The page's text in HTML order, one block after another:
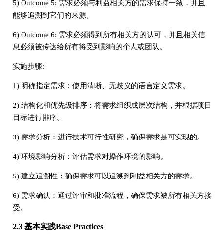
5) Outcome 5: 需求必须与利益相关方的需求保持一致，并且
能够追溯到它们的来源。
6) Outcome 6: 需求必须得到所有相关方的认可，并且相关信
息必须被传达给所有将受到影响的个人或团队。
实施步骤:
1) 明确指定需求：使用清晰、无歧义的语言定义需求。
2) 结构化和优先级排序：将需求组织成层次结构，并根据项目
目标进行排序。
3) 需求分析：进行技术可行性研究，确保需求是可实现的。
4) 环境影响分析：评估需求对操作环境的影响。
5) 建立追溯性：确保需求可以追溯到利益相关方的需求。
6) 需求确认：通过评审和批准流程，确保需求被所有相关方接
受。
2.3 基本实践Base Practices